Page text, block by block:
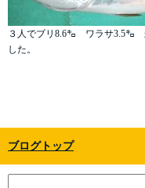
３人でブリ8.6㌔ ワラサ3.5㌔
した。
ブログトップ